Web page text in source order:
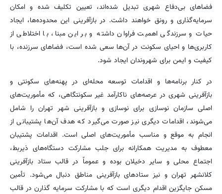
فضاهای بی‌دفاع شهری تبدیل شده‌اند، تعیین تکلیف شده و امکان
سرمایه‌گذاری و رونق خواهند داشت. در بازآفرینی این محدوده‌ها، ایجاد
حیات و سرزندگی اهمیت فراوان داشته و بر این مبنا، با اختلاطی از
کاربری‌ها و احیای سکونت در آن‌ها سعی شده است، فضاهای سرزنده، با
کیفیت و ایمن برای شهروندان ایجاد شود.
در کنار برنامه‌ها و اقدامات توسعه محله‌ای در پهنه‌های سکونتی و
بازآفرینی شهری در عرصه‌های ناکارآمد غیر سکونتگاهی، که مأموریت‌های
اصلی سازمان نوسازی برای نوسازی و بازآفرینی شهر تهران را شامل
می‌شوند، اقدامات دیگری نیز صورت می‌گیرد که هدف آن‌ها پشتیبانی از
انجام به موقع و مناسب مأموریت‌های اصلی است. اقدامات پشتیبان
معطوف به مدیریت همکارانه برای جلب مشارکت دستگاه‌های ذیربط،
اجتماع محلی و سایر دخیلان بوده و عموماً در قالب ستاد بازآفرینی
کلانشهر تهران و نیز ستادهای بازآفرینی مناطق دنبال می‌شود. تأمین
مسکن جایگزین اقدام دیگری است که با مشارکت سرمایه گذارن در قالب